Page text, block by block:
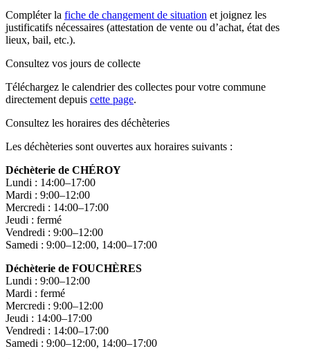
Compléter la fiche de changement de situation et joignez les
justificatifs nécessaires (attestation de vente ou d’achat, état des
lieux, bail, etc.).
Consultez vos jours de collecte
Téléchargez le calendrier des collectes pour votre commune
directement depuis cette page.
Consultez les horaires des déchèteries
Les déchèteries sont ouvertes aux horaires suivants :
Déchèterie de CHÉROY
Lundi : 14:00–17:00
Mardi : 9:00–12:00
Mercredi : 14:00–17:00
Jeudi : fermé
Vendredi : 9:00–12:00
Samedi : 9:00–12:00, 14:00–17:00
Déchèterie de FOUCHÈRES
Lundi : 9:00–12:00
Mardi : fermé
Mercredi : 9:00–12:00
Jeudi : 14:00–17:00
Vendredi : 14:00–17:00
Samedi : 9:00–12:00, 14:00–17:00